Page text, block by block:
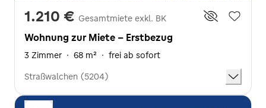
1.210 € Gesamtmiete exkl. BK
Wohnung zur Miete - Erstbezug
3 Zimmer · 68 m² · frei ab sofort
Straßwalchen (5204)